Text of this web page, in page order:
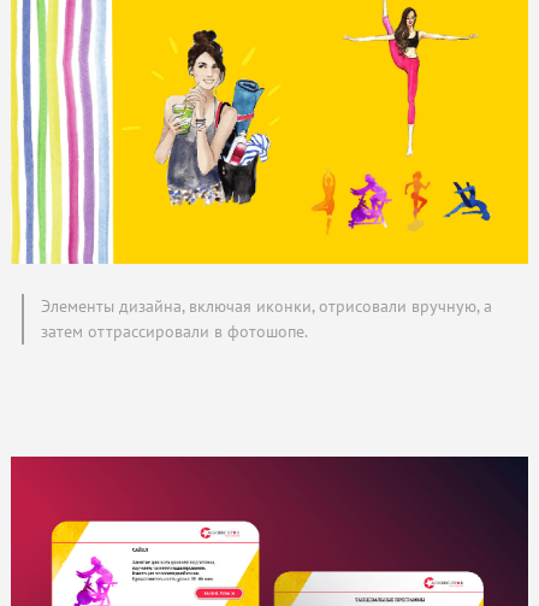
Элементы дизайна, включая иконки, отрисовали вручную, а
затем оттрассировали в фотошопе.